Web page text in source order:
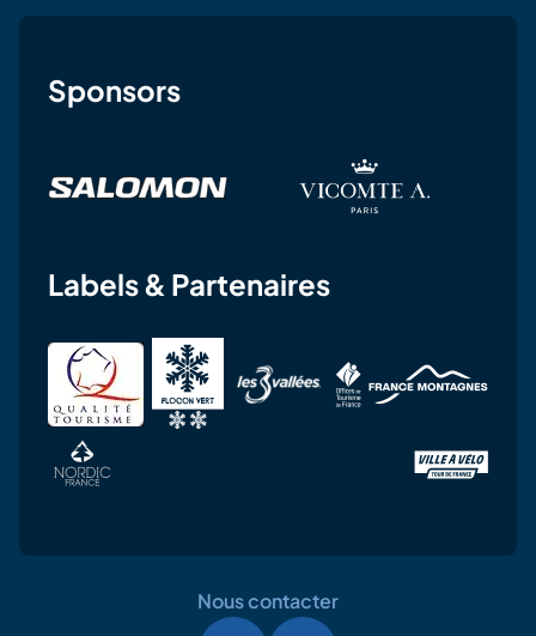
Sponsors
Labels & Partenaires
Nous contacter